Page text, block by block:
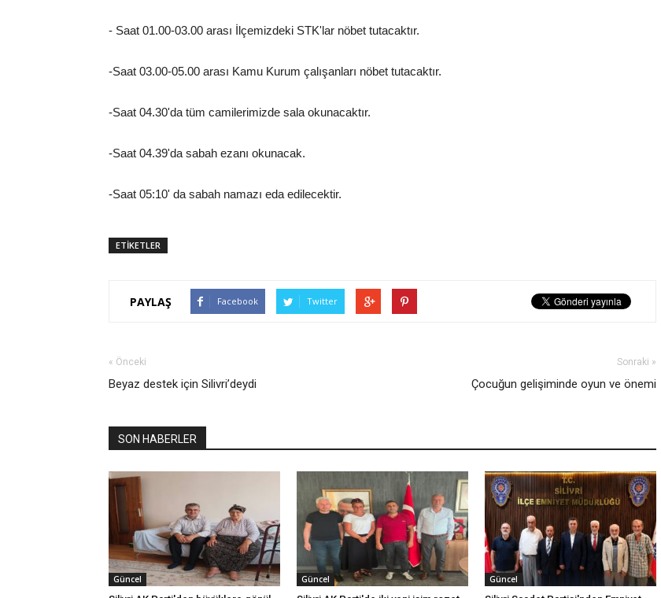
- Saat 01.00-03.00 arası İlçemizdeki STK'lar nöbet tutacaktır.
-Saat 03.00-05.00 arası Kamu Kurum çalışanları nöbet tutacaktır.
-Saat 04.30'da tüm camilerimizde sala okunacaktır.
-Saat 04.39'da sabah ezanı okunacak.
-Saat 05:10' da sabah namazı eda edilecektir.
ETİKETLER
PAYLAŞ Facebook Twitter
« Önceki
Beyaz destek için Silivri’deydi
Sonraki »
Çocuğun gelişiminde oyun ve önemi
SON HABERLER
Güncel Güncel Güncel